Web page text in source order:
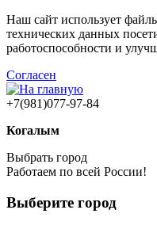
Наш сайт использует
технических данных
работоспособности и
Согласен
+7(981)077-97-84
Когалым
Выбрать город
Работаем по всей России!
Выберите город